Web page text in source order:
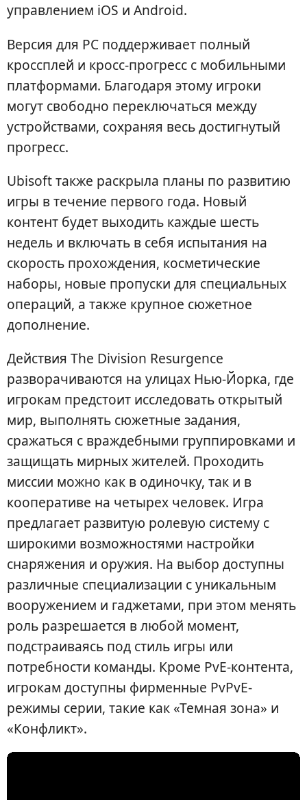
управлением iOS и Android.
Версия для PC поддерживает полный
кроссплей и кросс-прогресс с мобильными
платформами. Благодаря этому игроки
могут свободно переключаться между
устройствами, сохраняя весь достигнутый
прогресс.
Ubisoft также раскрыла планы по развитию
игры в течение первого года. Новый
контент будет выходить каждые шесть
недель и включать в себя испытания на
скорость прохождения, косметические
наборы, новые пропуски для специальных
операций, а также крупное сюжетное
дополнение.
Действия The Division Resurgence
разворачиваются на улицах Нью-Йорка, где
игрокам предстоит исследовать открытый
мир, выполнять сюжетные задания,
сражаться с враждебными группировками и
защищать мирных жителей. Проходить
миссии можно как в одиночку, так и в
кооперативе на четырех человек. Игра
предлагает развитую ролевую систему с
широкими возможностями настройки
снаряжения и оружия. На выбор доступны
различные специализации с уникальным
вооружением и гаджетами, при этом менять
роль разрешается в любой момент,
подстраиваясь под стиль игры или
потребности команды. Кроме PvE-контента,
игрокам доступны фирменные PvPvE-
режимы серии, такие как «Темная зона» и
«Конфликт».